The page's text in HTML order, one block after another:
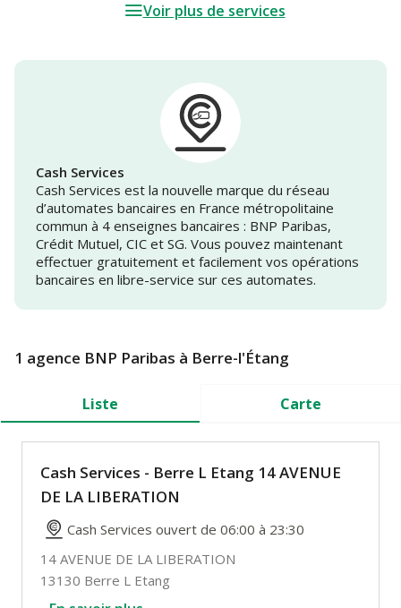
Voir plus de services
Cash Services
Cash Services est la nouvelle marque du réseau
d’automates bancaires en France métropolitaine
commun à 4 enseignes bancaires : BNP Paribas,
Crédit Mutuel, CIC et SG. Vous pouvez maintenant
effectuer gratuitement et facilement vos opérations
bancaires en libre-service sur ces automates.
1 agence BNP Paribas à Berre-l'Étang
Liste Carte
Cash Services - Berre L Etang 14 AVENUE
DE LA LIBERATION
Cash Services ouvert de 06:00 à 23:30
14 AVENUE DE LA LIBERATION
13130 Berre L Etang